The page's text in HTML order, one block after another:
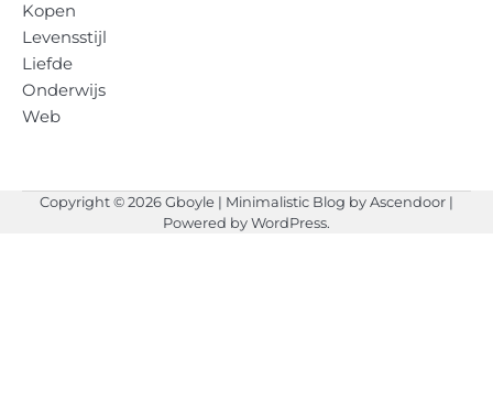
Kopen
Levensstijl
Liefde
Onderwijs
Web
Copyright © 2026Gboyle | Minimalistic Blog byAscendoor |
Powered byWordPress.